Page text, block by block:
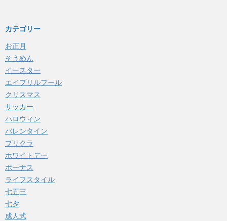
カテゴリー
お正月
そうめん
イースター
エイプリルフール
クリスマス
サッカー
ハロウィン
バレンタイン
プリクラ
ホワイトデー
ボーナス
ライフスタイル
七五三
七夕
成人式